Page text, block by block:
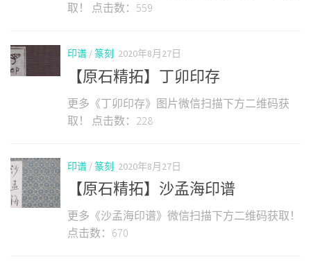
取！ 点击数：559
印谱 / 篆刻 2020年8月27日
【原石精拓】丁卯印存
更多《丁卯印存》图片微信扫描下方二维码获
取！ 点击数：228
印谱 / 篆刻 2020年8月27日
【原石精拓】沙孟海印谱
更多《沙孟海印谱》微信扫描下方二维码获取！
点击数：670